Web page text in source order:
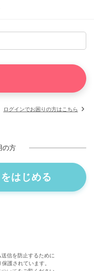
ログインでお困りの方はこちら
の方
はじめる
信を防止するために
護されています。